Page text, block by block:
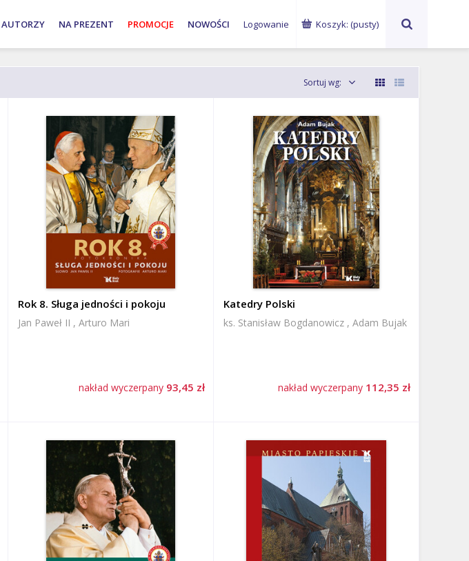
Koszyk: (pusty)
AUTORZY NA PREZENT PROMOCJE NOWOŚCI Logowanie
Nowak
Roszkowski
Chrostowski
Jędraszewski
Sortuj wg:
Rok 8. Sługa jedności i pokoju
Jan Paweł II , Arturo Mari
nakład wyczerpany 93,45 zł
Katedry Polski
ks. Stanisław Bogdanowicz , Adam Bujak
nakład wyczerpany 112,35 zł